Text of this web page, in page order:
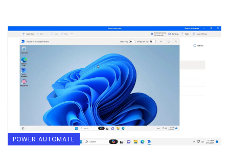
POWER AUTOMATE